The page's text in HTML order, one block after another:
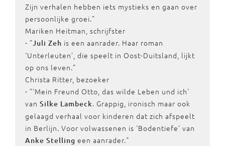
Zijn verhalen hebben iets mystieks en gaan over
persoonlijke groei."
Mariken Heitman, schrijfster
- "Juli Zeh is een aanrader. Haar roman
‘Unterleuten’, die speelt in Oost-Duitsland, lijkt
op ons leven.”
Christa Ritter, bezoeker
- "‘Mein Freund Otto, das wilde Leben und ich‘
van Silke Lambeck. Grappig, ironisch maar ook
gelaagd verhaal voor kinderen dat zich afspeelt
in Berlijn. Voor volwassenen is ‘Bodentiefe’ van
Anke Stelling een aanrader."